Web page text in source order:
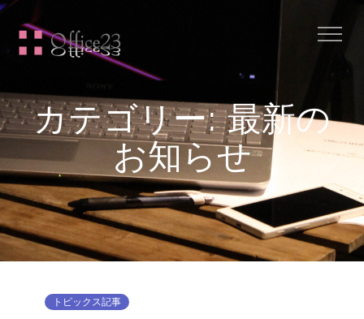
カテゴリー:最新の
お知らせ
トピックス記事